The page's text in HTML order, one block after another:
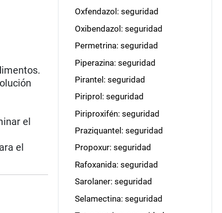
el
el
Oxfendazol: seguridad
Oxibendazol: seguridad
Permetrina: seguridad
Piperazina: seguridad
Pirantel: seguridad
Piriprol: seguridad
Piriproxifén: seguridad
Praziquantel: seguridad
Propoxur: seguridad
Rafoxanida: seguridad
Sarolaner: seguridad
Selamectina: seguridad